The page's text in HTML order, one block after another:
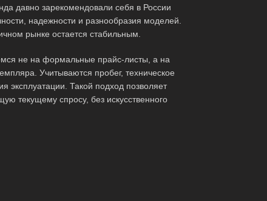
давно зарекомендовали себя в России
надежности и разнообразия моделей.
рынке остается стабильным.
не на формальные прайс-листы, а на
Учитываются пробег, техническое
эксплуатации. Такой подход позволяет
текущему спросу, без искусственного